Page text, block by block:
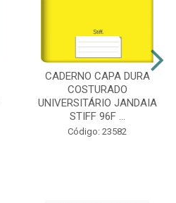
CADERNO CAPA DURA
COSTURADO
UNIVERSITÁRIO JANDAIA
STIFF 96F ...
Código: 23582